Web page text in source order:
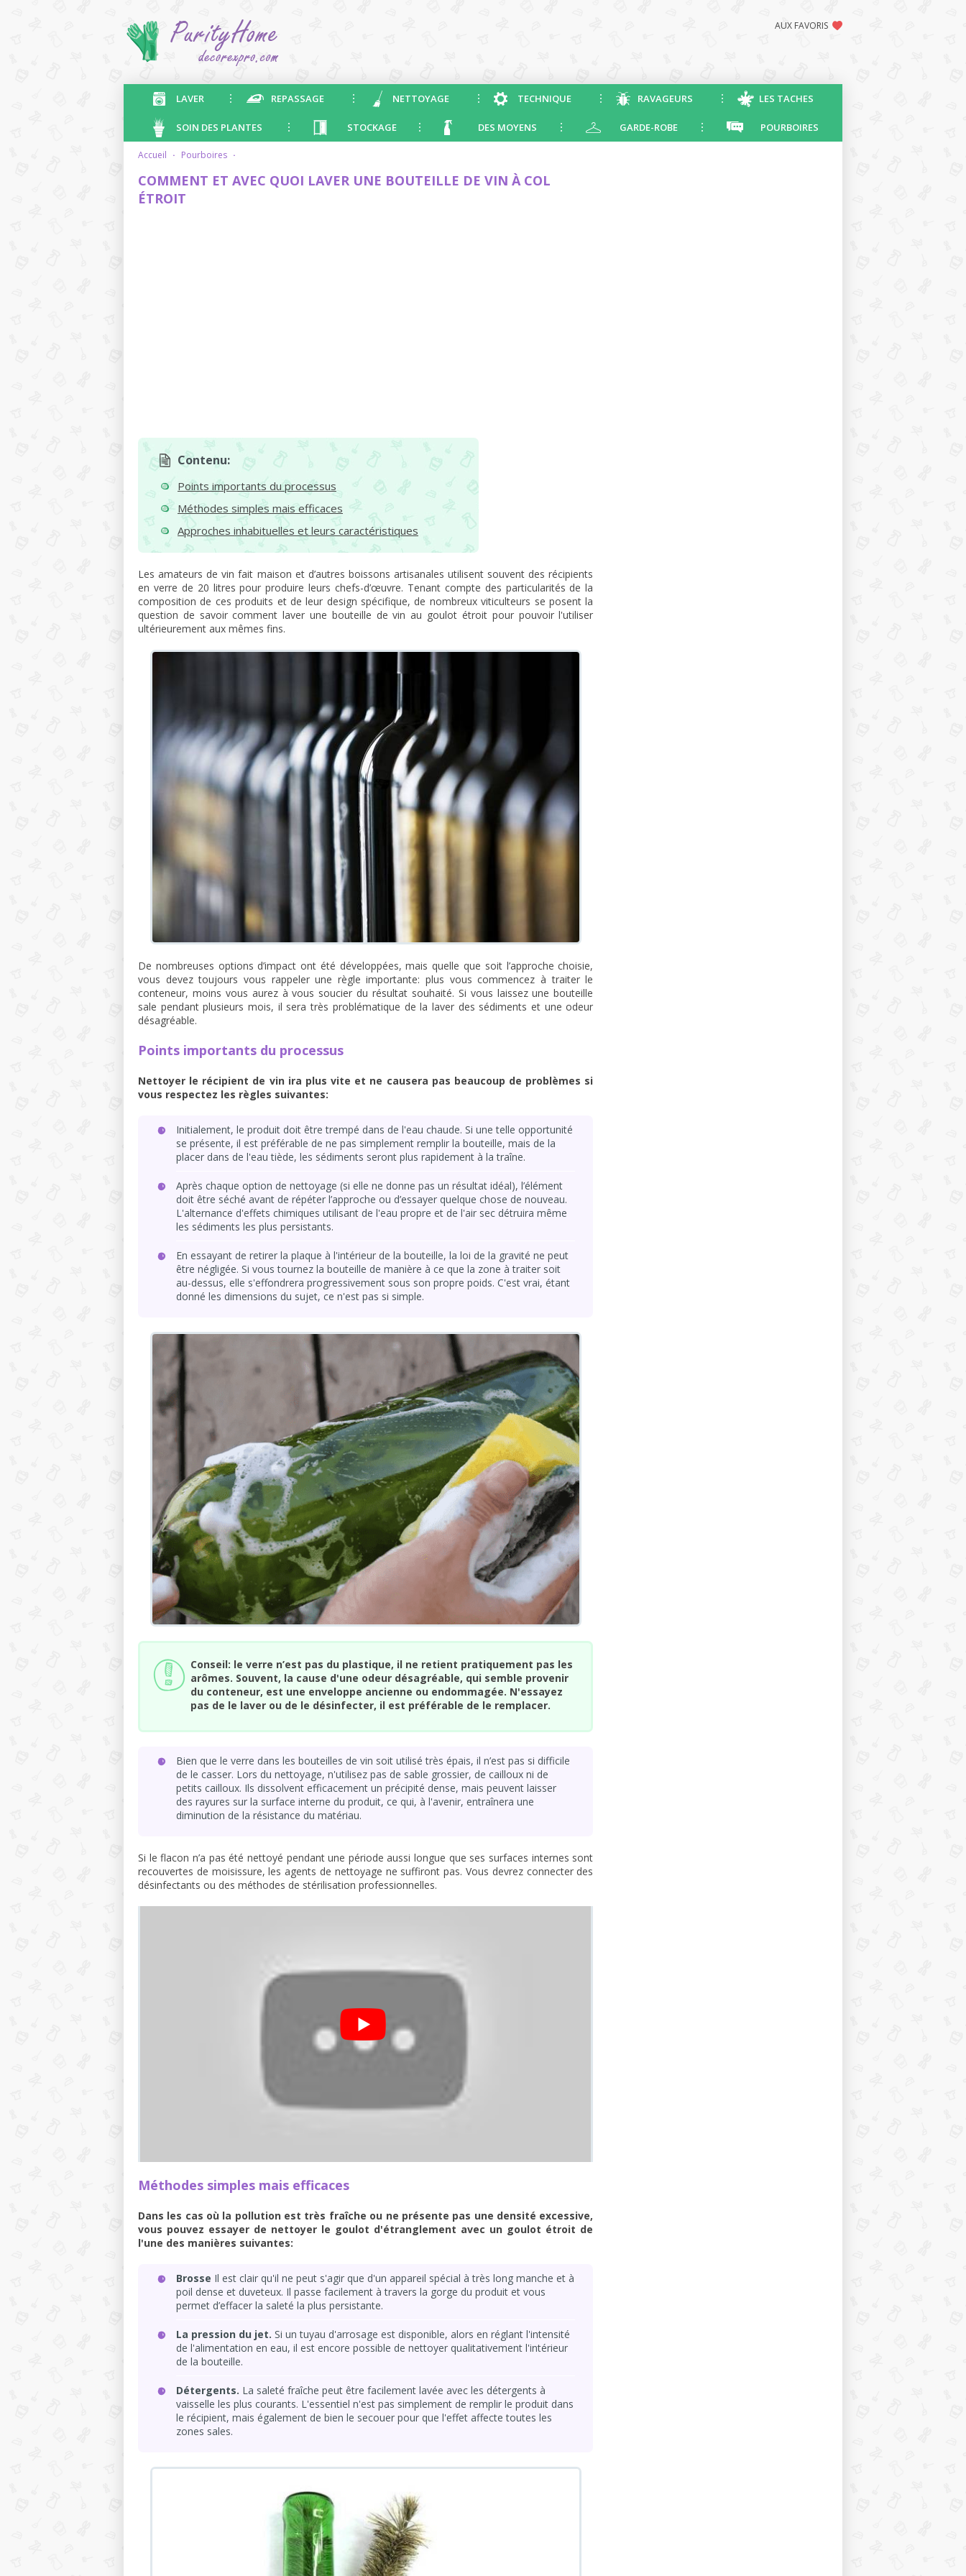
AUX FAVORIS
LAVER REPASSAGE NETTOYAGE TECHNIQUE RAVAGEURS LES TACHES
SOIN DES PLANTES STOCKAGE DES MOYENS GARDE-ROBE POURBOIRES
accueil · pourboires ·
COMMENT ET AVEC QUOI LAVER UNE BOUTEILLE DE VIN À COL
ÉTROIT
Contenu:
Points importants du processus
Méthodes simples mais efficaces
Approches inhabituelles et leurs caractéristiques
Les amateurs de vin fait maison et d’autres boissons artisanales utilisent souvent des récipients
en verre de 20 litres pour produire leurs chefs-d’œuvre. Tenant compte des particularités de la
composition de ces produits et de leur design spécifique, de nombreux viticulteurs se posent la
question de savoir comment laver une bouteille de vin au goulot étroit pour pouvoir l'utiliser
ultérieurement aux mêmes fins.
De nombreuses options d’impact ont été développées, mais quelle que soit l’approche choisie,
vous devez toujours vous rappeler une règle importante: plus vous commencez à traiter le
conteneur, moins vous aurez à vous soucier du résultat souhaité. Si vous laissez une bouteille
sale pendant plusieurs mois, il sera très problématique de la laver des sédiments et une odeur
désagréable.
Points importants du processus
Nettoyer le récipient de vin ira plus vite et ne causera pas beaucoup de problèmes si
vous respectez les règles suivantes:
Initialement, le produit doit être trempé dans de l'eau chaude. Si une telle opportunité
se présente, il est préférable de ne pas simplement remplir la bouteille, mais de la
placer dans de l'eau tiède, les sédiments seront plus rapidement à la traîne.
Après chaque option de nettoyage (si elle ne donne pas un résultat idéal), l’élément
doit être séché avant de répéter l’approche ou d’essayer quelque chose de nouveau.
L'alternance d'effets chimiques utilisant de l'eau propre et de l'air sec détruira même
les sédiments les plus persistants.
En essayant de retirer la plaque à l'intérieur de la bouteille, la loi de la gravité ne peut
être négligée. Si vous tournez la bouteille de manière à ce que la zone à traiter soit
au-dessus, elle s'effondrera progressivement sous son propre poids. C'est vrai, étant
donné les dimensions du sujet, ce n'est pas si simple.
Conseil: le verre n’est pas du plastique, il ne retient pratiquement pas les
arômes. Souvent, la cause d'une odeur désagréable, qui semble provenir
du conteneur, est une enveloppe ancienne ou endommagée. N'essayez
pas de le laver ou de le désinfecter, il est préférable de le remplacer.
Bien que le verre dans les bouteilles de vin soit utilisé très épais, il n’est pas si difficile
de le casser. Lors du nettoyage, n'utilisez pas de sable grossier, de cailloux ni de
petits cailloux. Ils dissolvent efficacement un précipité dense, mais peuvent laisser
des rayures sur la surface interne du produit, ce qui, à l'avenir, entraînera une
diminution de la résistance du matériau.
Si le flacon n’a pas été nettoyé pendant une période aussi longue que ses surfaces internes sont
recouvertes de moisissure, les agents de nettoyage ne suffiront pas. Vous devrez connecter des
désinfectants ou des méthodes de stérilisation professionnelles.
Méthodes simples mais efficaces
Dans les cas où la pollution est très fraîche ou ne présente pas une densité excessive,
vous pouvez essayer de nettoyer le goulot d'étranglement avec un goulot étroit de
l'une des manières suivantes:
Brosse Il est clair qu'il ne peut s'agir que d'un appareil spécial à très long manche et à
poil dense et duveteux. Il passe facilement à travers la gorge du produit et vous
permet d’effacer la saleté la plus persistante.
La pression du jet. Si un tuyau d'arrosage est disponible, alors en réglant l'intensité
de l'alimentation en eau, il est encore possible de nettoyer qualitativement l'intérieur
de la bouteille.
Détergents. La saleté fraîche peut être facilement lavée avec les détergents à
vaisselle les plus courants. L'essentiel n'est pas simplement de remplir le produit dans
le récipient, mais également de bien le secouer pour que l'effet affecte toutes les
zones sales.